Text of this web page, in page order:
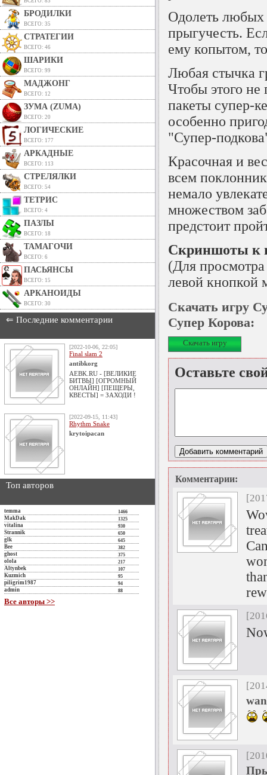
БРОДИЛКИ
ВСЕГО: 35
СТРАТЕГИИ
ВСЕГО: 46
ШАРИКИ
ВСЕГО: 99
МАДЖОНГ
ВСЕГО: 12
ЗУМА (ZUMA)
ВСЕГО: 20
ЛОГИЧЕСКИЕ
ВСЕГО: 177
АРКАДНЫЕ
ВСЕГО: 113
СТРЕЛЯЛКИ
ВСЕГО: 54
ТЕТРИС
ВСЕГО: 4
ПАЗЛЫ
ВСЕГО: 18
ТАМАГОЧИ
ВСЕГО: 6
ПАСЬЯНСЫ
ВСЕГО: 15
АРКАНОИДЫ
ВСЕГО: 30
⇐ Последние комментарии
[2022-10-06, 22:05]
Final slam 2
antibkorg
AEBK.RU - [ВЕЛИКИЕ
БИТВЫ] [ОГРОМНЫЙ
ОНЛАЙН] [ПЕЩЕРЫ,
КВЕСТЫ] = ЗАХОДИ !
[2022-09-15, 11:43]
Rhythm Snake
krytoipacan
Топ авторов
temma 1466
MakDak 1325
vitalina 930
Strannik 650
glk 645
Bee 382
ghost 375
olola 217
Altynbek 107
Kuzmich 95
piligrim1987 94
admin 88
Все авторы >>
Одолеть любых
прыгучесть.
ему копытом,
Любая стычка
Чтобы этого не
пакеты супер-
особенно
"Супер-подкова
Красочная и
всем
немало
множеством
предстоит
Скриншоты к
(Для
левой кнопкой
Скачать игру
Супер Корова:
Скачать игру
Оставьте
Комментарии: